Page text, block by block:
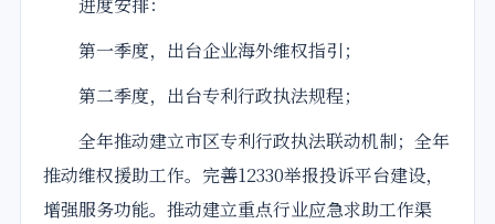
进度安排：
第一季度，出台企业海外维权指引；
第二季度，出台专利行政执法规程；
全年推动建立市区专利行政执法联动机制；全年
推动维权援助工作。完善12330举报投诉平台建设，
增强服务功能。推动建立重点行业应急求助工作渠